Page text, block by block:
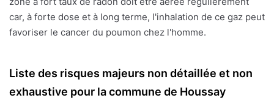
car, à forte dose et à long terme, l'inhalation de ce gaz peut
favoriser le cancer du poumon chez l'homme.
Liste des risques majeurs non détaillée et non
exhaustive pour la commune de Houssay